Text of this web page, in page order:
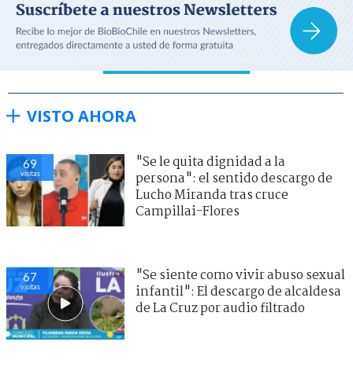
VISTO AHORA
69
visitas
"Se le quita dignidad a la
persona": el sentido descargo de
Lucho Miranda tras cruce
Campillai-Flores
67
visitas
"Se siente como vivir abuso sexual
infantil": El descargo de alcaldesa
de La Cruz por audio filtrado